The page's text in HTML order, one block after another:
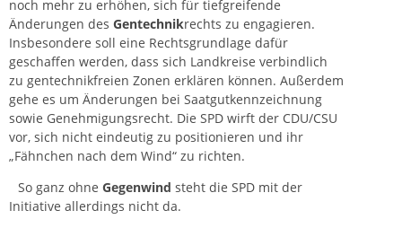
noch mehr zu erhöhen, sich für tiefgreifende
Änderungen des Gentechnikrechts zu engagieren.
Insbesondere soll eine Rechtsgrundlage dafür
geschaffen werden, dass sich Landkreise verbindlich
zu gentechnikfreien Zonen erklären können. Außerdem
gehe es um Änderungen bei Saatgutkennzeichnung
sowie Genehmigungsrecht. Die SPD wirft der CDU/CSU
vor, sich nicht eindeutig zu positionieren und ihr
„Fähnchen nach dem Wind“ zu richten.
So ganz ohne Gegenwind steht die SPD mit der
Initiative allerdings nicht da.